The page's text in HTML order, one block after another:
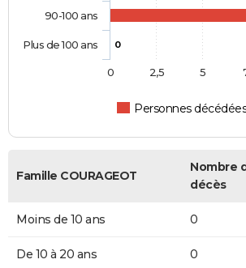
0
Personnes
90-100 ans
Plus de 100 ans
0 2,5 5
Famille COURAGEOT
Nombre
décès
Moins de 10 ans 0
De 10 à 20 ans 0